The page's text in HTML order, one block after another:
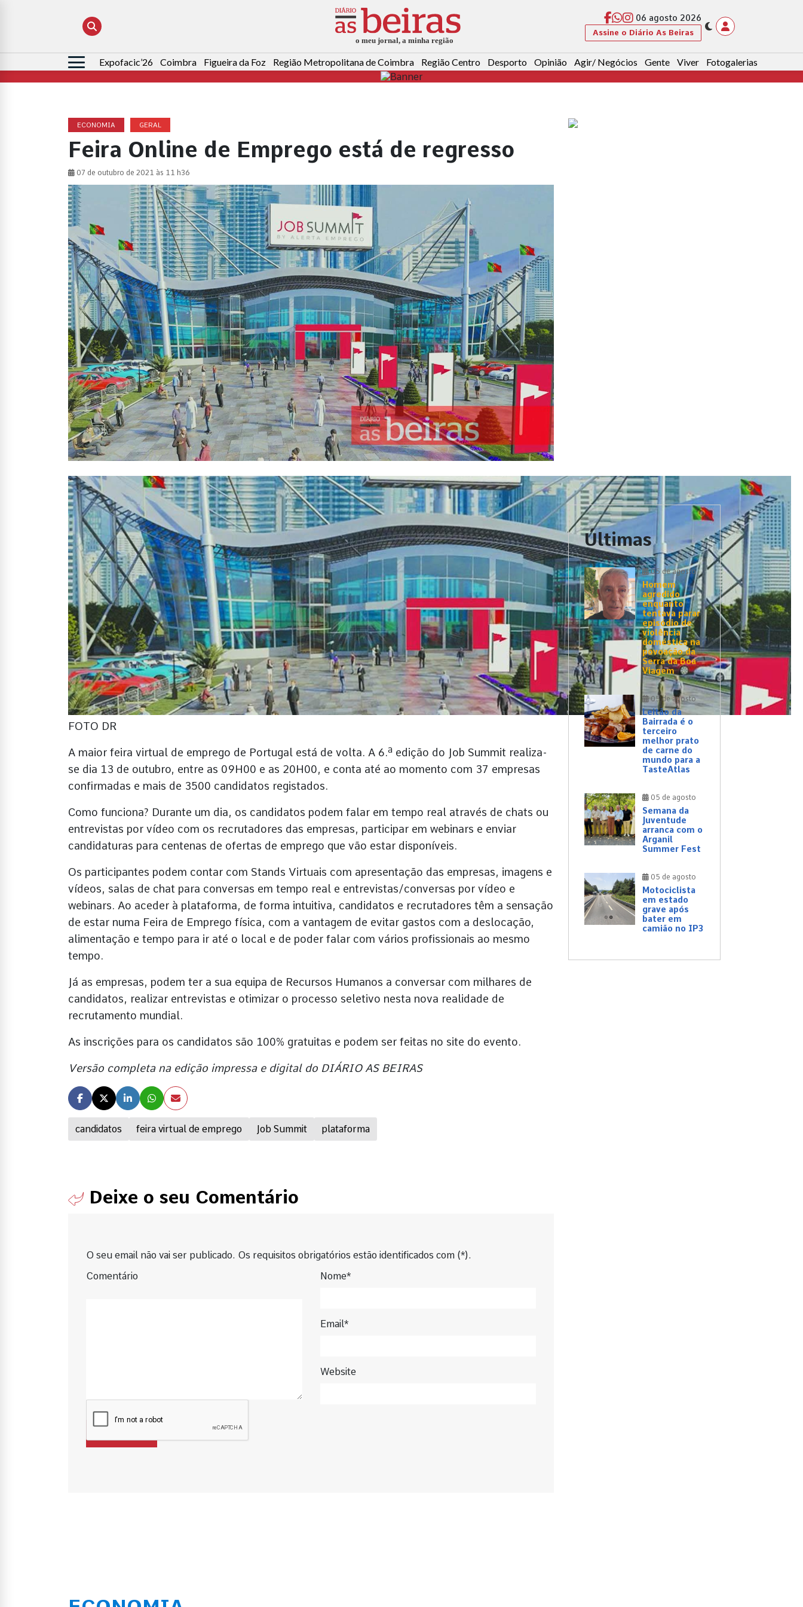
06 agosto 2026
Assine o Diário As Beiras
Pesquisar
por:
Expofacic’26 Coimbra Figueira da Foz Região Metropolitana de Coimbra Região Centro Desporto Opinião Agir/ Negócios Gente Viver Fotogalerias
ECONOMIA GERAL
Feira Online de Emprego está de regresso
07 de outubro de 2021 às 11 h36
candidatos feira virtual de emprego Job Summit plataforma
FOTO DR
A maior feira virtual de emprego de Portugal está de volta. A 6.ª edição do Job Summit realiza-
se dia 13 de outubro, entre as 09H00 e as 20H00, e conta até ao momento com 37 empresas
confirmadas e mais de 3500 candidatos registados.
Como funciona? Durante um dia, os candidatos podem falar em tempo real através de chats ou
entrevistas por vídeo com os recrutadores das empresas, participar em webinars e enviar
candidaturas para centenas de ofertas de emprego que vão estar disponíveis.
Os participantes podem contar com Stands Virtuais com apresentação das empresas, imagens e
vídeos, salas de chat para conversas em tempo real e entrevistas/conversas por vídeo e
webinars. Ao aceder à plataforma, de forma intuitiva, candidatos e recrutadores têm a sensação
de estar numa Feira de Emprego física, com a vantagem de evitar gastos com a deslocação,
alimentação e tempo para ir até o local e de poder falar com vários profissionais ao mesmo
tempo.
Já as empresas, podem ter a sua equipa de Recursos Humanos a conversar com milhares de
candidatos, realizar entrevistas e otimizar o processo seletivo nesta nova realidade de
recrutamento mundial.
As inscrições para os candidatos são 100% gratuitas e podem ser feitas no site do evento.
Versão completa na edição impressa e digital do DIÁRIO AS BEIRAS
Deixe o seu Comentário
O seu email não vai ser publicado. Os requisitos obrigatórios estão identificados com (*).
Comentário
Nome*
Email*
Website
Últimas
05 de agosto
Homem
agredido
enquanto
tentava parar
episódio de
violência
doméstica na
povoação da
Serra da Boa
Viagem
05 de agosto
Leitão da
Bairrada é o
terceiro
melhor prato
de carne do
mundo para a
TasteAtlas
05 de agosto
Semana da
Juventude
arranca com o
Arganil
Summer Fest
05 de agosto
Motociclista
em estado
grave após
bater em
camião no IP3